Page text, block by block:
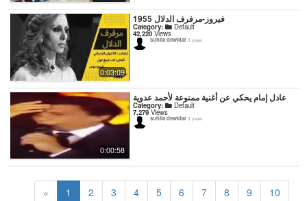
0:03:09
فيروز-مرفرف الدلال 1955
Category: Default
42,220 Views
suhila dewidar 3 years
0:00:58
عادل إمام يحكي عن أغنية ممنوعة لأحمد عدوية
Category: Default
7,279Views
suhila dewidar 3 years
« 1 2 3 4 5 6 7 8 9 10